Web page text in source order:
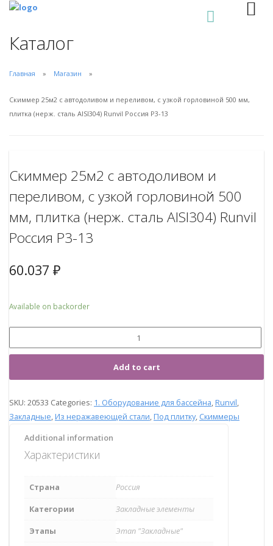
Каталог
Главная Магазин
Скиммер 25м2 с автодоливом и переливом, с узкой горловиной 500 мм,
плитка (нерж. сталь AISI304) Runvil Россия Р3-13
Скиммер 25м2 с автодоливом и
переливом, с узкой горловиной 500
мм, плитка (нерж. сталь AISI304) Runvil
Россия Р3-13
60.037 ₽
Available on backorder
Add to cart
SKU: 20533 Categories: 1. Оборудование для бассейна Runvil
Закладные Из неражавеющей стали Под плитку, Скиммеры
Additional information
Характеристики
Страна
Россия
Категории
Закладные элементы
Этапы
Этап "Закладные"